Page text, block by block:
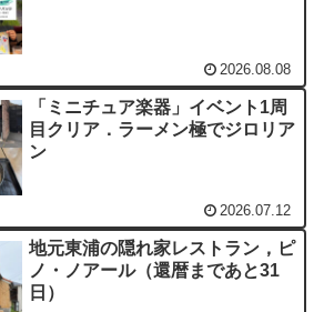
2026.08.08
「ミニチュア楽器」イベント1周
目クリア．ラーメン極でジロリア
ン
2026.07.12
地元東浦の隠れ家レストラン，ピ
ノ・ノアール（還暦まであと31
日）